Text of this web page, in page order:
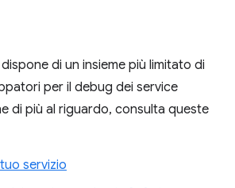
di un insieme più limitato di
per il debug dei service
di più al riguardo, consulta queste
servizio